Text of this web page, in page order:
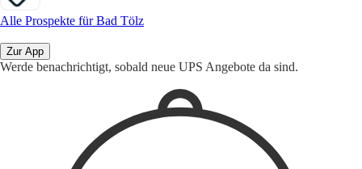
Alle Prospekte für Bad Tölz
Zur App
Werde benachrichtigt, sobald neue UPS Angebote da sind.